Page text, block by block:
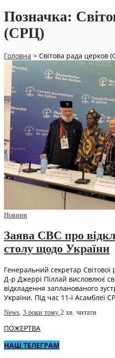
Позначка:
(СРЦ)
Головна > Світова рада церков
Новини
Заява СВС про
столу щодо України
Генеральний секретар
Д-р Джеррі Піллай висловлює
відкладення запланованого
України. Під час 11-ї Асамблеї
News, 3 роки тому 2 хв. читати
ПОЖЕРТВА
НАШ ТЕЛЕГРАМ